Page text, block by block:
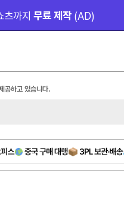
츠까지 무료 제작 (AD)
공하고 있습니다.